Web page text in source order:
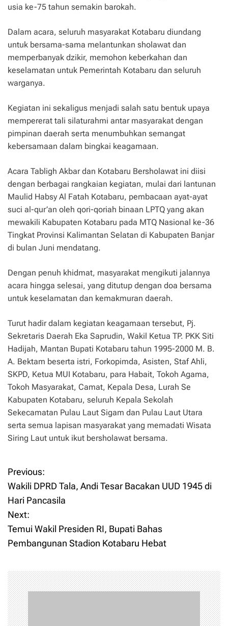
usia ke-75 tahun semakin barokah.
Dalam acara, seluruh masyarakat Kotabaru diundang
untuk bersama-sama melantunkan sholawat dan
memperbanyak dzikir, memohon keberkahan dan
keselamatan untuk Pemerintah Kotabaru dan seluruh
warganya.
Kegiatan ini sekaligus menjadi salah satu bentuk upaya
mempererat tali silaturahmi antar masyarakat dengan
pimpinan daerah serta menumbuhkan semangat
kebersamaan dalam bingkai keagamaan.
Acara Tabligh Akbar dan Kotabaru Bersholawat ini diisi
dengan berbagai rangkaian kegiatan, mulai dari lantunan
Maulid Habsy Al Fatah Kotabaru, pembacaan ayat-ayat
suci al-qur’an oleh qori-qoriah binaan LPTQ yang akan
mewakili Kabupaten Kotabaru pada MTQ Nasional ke-36
Tingkat Provinsi Kalimantan Selatan di Kabupaten Banjar
di bulan Juni mendatang.
Dengan penuh khidmat, masyarakat mengikuti jalannya
acara hingga selesai, yang ditutup dengan doa bersama
untuk keselamatan dan kemakmuran daerah.
Turut hadir dalam kegiatan keagamaan tersebut, Pj.
Sekretaris Daerah Eka Saprudin, Wakil Ketua TP. PKK Siti
Hadijah, Mantan Bupati Kotabaru tahun 1995-2000 M. B.
A. Bektam beserta istri, Forkopimda, Asisten, Staf Ahli,
SKPD, Ketua MUI Kotabaru, para Habait, Tokoh Agama,
Tokoh Masyarakat, Camat, Kepala Desa, Lurah Se
Kabupaten Kotabaru, seluruh Kepala Sekolah
Sekecamatan Pulau Laut Sigam dan Pulau Laut Utara
serta semua lapisan masyarakat yang memadati Wisata
Siring Laut untuk ikut bersholawat bersama.
P
o
s
t
a
v
Previous:
Wakili DPRD Tala, Andi Tesar Bacakan UUD 1945 di
Hari Pancasila
Next:
Temui Wakil Presiden RI, Bupati Bahas
Pembangunan Stadion Kotabaru Hebat